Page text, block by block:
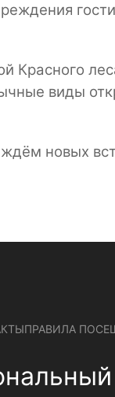
Красного
виды
новых
ПРАВИЛА